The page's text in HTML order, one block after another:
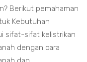
Berikut pemahaman
Kebutuhan
sifat-sifat kelistrikan
dengan cara